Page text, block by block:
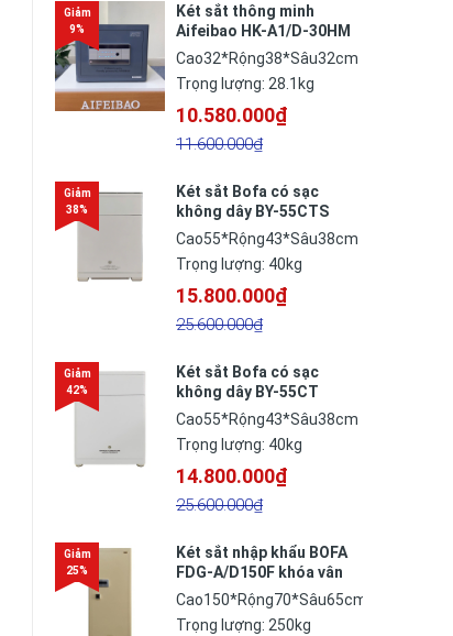
Két sắt thông minh
Aifeibao HK-A1/D-30HM
Cao32*Rộng38*Sâu32cm
Trọng lượng: 28.1kg
10.580.000₫
11.600.000₫
Két sắt Bofa có sạc
không dây BY-55CTS
thông minh
Cao55*Rộng43*Sâu38cm
Trọng lượng: 40kg
15.800.000₫
25.600.000₫
Két sắt Bofa có sạc
không dây BY-55CT
thông minh
Cao55*Rộng43*Sâu38cm
Trọng lượng: 40kg
14.800.000₫
25.600.000₫
Két sắt nhập khẩu BOFA
FDG-A/D150F khóa vân
tay thông minh công
Cao150*Rộng70*Sâu65cm
Trọng lượng: 250kg